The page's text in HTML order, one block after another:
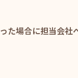
た場合に担当会社